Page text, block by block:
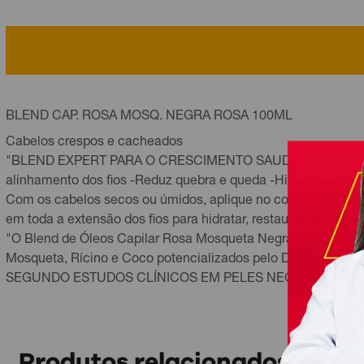
BLEND CAP. ROSA MOSQ. NEGRA ROSA 100ML
Cabelos crespos e cacheados
"BLEND EXPERT PARA O CRESCIMENTO SAUDÁVEL
alinhamento dos fios -Reduz quebra e queda -Hidratação
Com os cabelos secos ou úmidos, aplique no couro
em toda a extensão dos fios para hidratar, restaurar o brilho
"O Blend de Óleos Capilar Rosa Mosqueta Negra Rosa
Mosqueta, Rícino e Coco potencializados pelo D-panthenol
SEGUNDO ESTUDOS CLÍNICOS EM PELES NEGRAS -